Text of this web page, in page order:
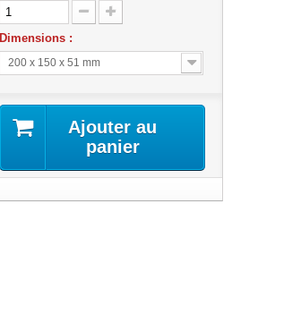
Dimensions :
200 x 150 x 51 mm
Ajouter au
panier